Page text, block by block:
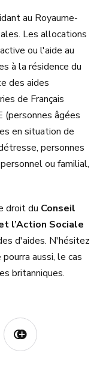
au Royaume-
Les allocations
ou l'aide au
à la résidence du
des aides
de Français
(personnes âgées
en situation de
personnes
ou familial,
droit du Conseil
l’Action Sociale
d'aides. N'hésitez
aussi, le cas
britanniques.